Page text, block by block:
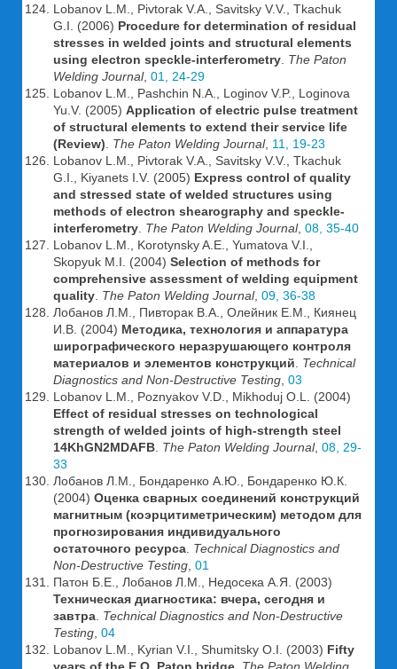
Lobanov L.M., Pivtorak V.A., Savitsky V.V., Tkachuk
G.I. (2006) Procedure for determination of residual
stresses in welded joints and structural elements
using electron speckle-interferometry The Paton
Welding Journal, 01, 24-29
Lobanov L.M., Pashchin N.A., Loginov V.P., Loginova
Yu.V. (2005) Application of electric pulse treatment
of structural elements to extend their service life
(Review)
The Paton Welding Journal, 11, 19-23
Lobanov L.M., Pivtorak V.A., Savitsky V.V., Tkachuk
G.I., Kiyanets I.V. (2005) Express control of quality
and stressed state of welded structures using
methods of electron shearography and speckle-
interferometry The Paton Welding Journal, 08, 35-40
Lobanov L.M., Korotynsky A.E., Yumatova V.I.,
Skopyuk M.I. (2004) Selection of methods for
comprehensive assessment of welding equipment
quality The Paton Welding Journal, 09, 36-38
Лобанов Л.М., Пивторак В.А., Олейник Е.М., Киянец
И.В. (2004) Методика, технология и аппаратура
ширографического неразрушающего контроля
материалов и элементов конструкций
Technical
Diagnostics and Non-Destructive Testing 03
Lobanov L.M., Poznyakov V.D., Mikhoduj O.L. (2004)
Effect of residual stresses on technological
strength of welded joints of high-strength steel
14KhGN2MDAFB The Paton Welding Journal, 08, 29-
33
Лобанов Л.М., Бондаренко А.Ю., Бондаренко Ю.К.
(2004) Оценка сварных соединений конструкций
магнитным (коэрцитиметрическим) методом для
прогнозирования индивидуального
остаточного ресурса Technical Diagnostics and
Non-Destructive Testing 01
Патон Б.Е., Лобанов Л.М., Недосека А.Я. (2003)
Техническая диагностика: вчера, сегодня и
завтра Technical Diagnostics and Non-Destructive
Testing 04
Lobanov L.M., Kyrian V.I., Shumitsky O.I. (2003) Fifty